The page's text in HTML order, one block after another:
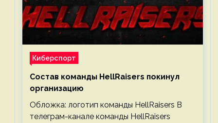
Киберспорт
Состав команды HellRaisers покинул
организацию
Обложка: логотип команды HellRaisers В
телеграм-канале команды HellRaisers